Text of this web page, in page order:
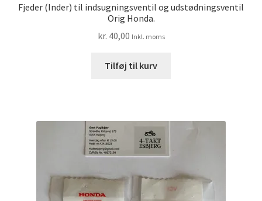
Fjeder (Inder) til indsugningsventil og udstødningsventil
Orig Honda.
kr. 40,00 Inkl. moms
Tilføj til kurv